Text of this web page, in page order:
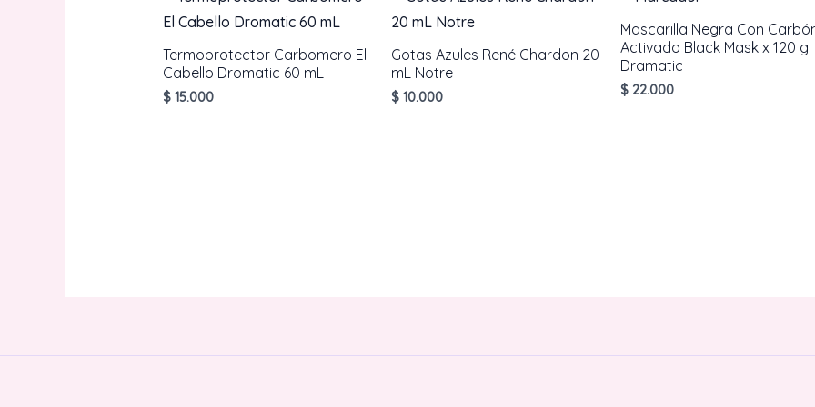
Termoprotector Carbomero El
Cabello Dromatic 60 mL
$15.000
Gotas Azules René Chardon 20
mL Notre
$ 10.000
Mascarilla Negra Con
Activado Black Mask x 120 g
Dramatic
$ 22.000